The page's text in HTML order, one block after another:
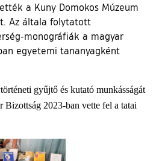
a Kuny Domokos Múzeum
Az általa folytatott
monográfiák a magyar
egyetemi tananyagként
gyűjtő és kutató munkásságát
Bizottság 2023-ban vette fel a tatai